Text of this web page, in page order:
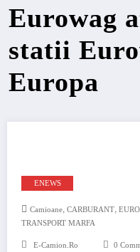
Eurowag
statii
Europa
ENEWS
Camioane, CARBURANT,
TRANSPORT MARFA
E-Camion.ro 0